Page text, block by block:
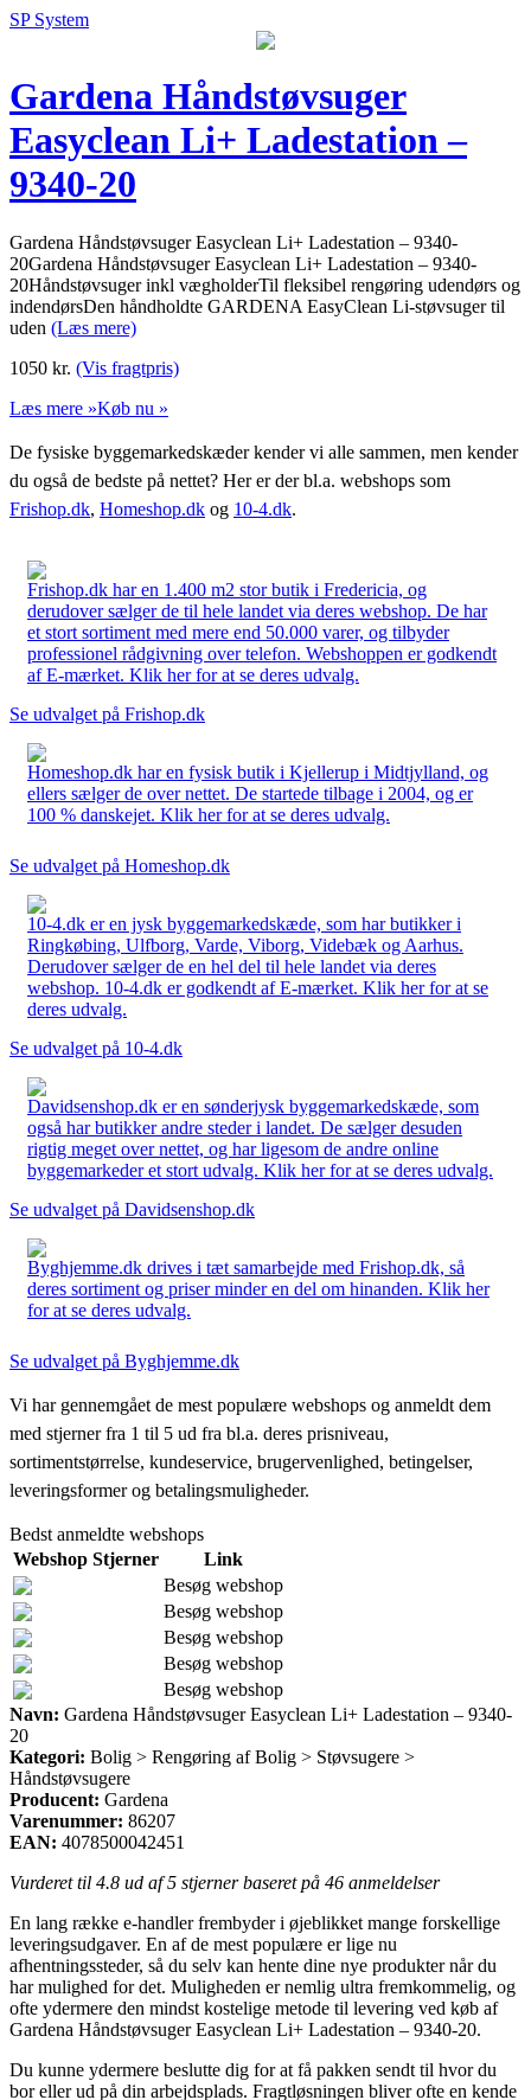
SP System
Gardena Håndstøvsuger
Easyclean Li+ Ladestation –
9340-20
Gardena Håndstøvsuger Easyclean Li+ Ladestation – 9340-
20Gardena Håndstøvsuger Easyclean Li+ Ladestation – 9340-
20Håndstøvsuger inkl vægholderTil fleksibel rengøring udendørs og
indendørsDen håndholdte GARDENA EasyClean Li-støvsuger til
uden (Læs mere)
1050 kr. (Vis fragtpris)
Læs mere »Køb nu »
De fysiske byggemarkedskæder kender vi alle sammen, men kender
du også de bedste på nettet? Her er der bl.a. webshops som
Frishop.dk, Homeshop.dk og 10-4.dk.
Frishop.dk har en 1.400 m2 stor butik i Fredericia, og
derudover sælger de til hele landet via deres webshop. De har
et stort sortiment med mere end 50.000 varer, og tilbyder
professionel rådgivning over telefon. Webshoppen er godkendt
af E-mærket. Klik her for at se deres udvalg.
Se udvalget på Frishop.dk
Homeshop.dk har en fysisk butik i Kjellerup i Midtjylland, og
ellers sælger de over nettet. De startede tilbage i 2004, og er
100 % danskejet. Klik her for at se deres udvalg.
Se udvalget på Homeshop.dk
10-4.dk er en jysk byggemarkedskæde, som har butikker i
Ringkøbing, Ulfborg, Varde, Viborg, Videbæk og Aarhus.
Derudover sælger de en hel del til hele landet via deres
webshop. 10-4.dk er godkendt af E-mærket. Klik her for at se
deres udvalg.
Se udvalget på 10-4.dk
Davidsenshop.dk er en sønderjysk byggemarkedskæde, som
også har butikker andre steder i landet. De sælger desuden
rigtig meget over nettet, og har ligesom de andre online
byggemarkeder et stort udvalg. Klik her for at se deres udvalg.
Se udvalget på Davidsenshop.dk
Byghjemme.dk drives i tæt samarbejde med Frishop.dk, så
deres sortiment og priser minder en del om hinanden. Klik her
for at se deres udvalg.
Se udvalget på Byghjemme.dk
Vi har gennemgået de mest populære webshops og anmeldt dem
med stjerner fra 1 til 5 ud fra bl.a. deres prisniveau,
sortimentstørrelse, kundeservice, brugervenlighed, betingelser,
leveringsformer og betalingsmuligheder.
Bedst anmeldte webshops
Webshop Stjerner
Link
Besøg webshop
Besøg webshop
Besøg webshop
Besøg webshop
Besøg webshop
Navn: Gardena Håndstøvsuger Easyclean Li+ Ladestation – 9340-
20
Kategori: Bolig > Rengøring af Bolig > Støvsugere >
Håndstøvsugere
Producent: Gardena
Varenummer: 86207
EAN: 4078500042451
Vurderet til 4.8 ud af 5 stjerner baseret på 46 anmeldelser
En lang række e-handler frembyder i øjeblikket mange forskellige
leveringsudgaver. En af de mest populære er lige nu
afhentningssteder, så du selv kan hente dine nye produkter når du
har mulighed for det. Muligheden er nemlig ultra fremkommelig, og
ofte ydermere den mindst kostelige metode til levering ved køb af
Gardena Håndstøvsuger Easyclean Li+ Ladestation – 9340-20.
Du kunne ydermere beslutte dig for at få pakken sendt til hvor du
bor eller ud på din arbejdsplads. Fragtløsningen bliver ofte en kende